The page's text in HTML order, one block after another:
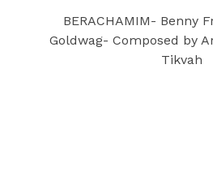
BERACHAMIM- Benny
Goldwag- Composed by
Tikvah